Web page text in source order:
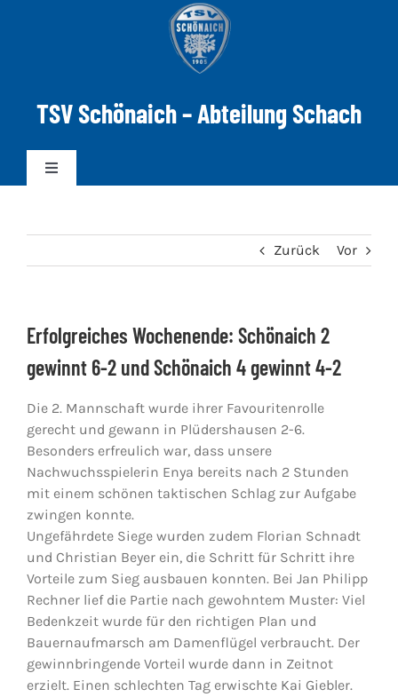
TSV Schönaich – Abteilung Schach
Toggle
DWZ-ELO
Jugendschach
Kontakt
Zurück Vor
Erfolgreiches Wochenende: Schönaich 2
gewinnt 6-2 und Schönaich 4 gewinnt 4-2
Die 2. Mannschaft wurde ihrer Favouritenrolle
gerecht und gewann in Plüdershausen 2-6.
Besonders erfreulich war, dass unsere
Nachwuchsspielerin Enya bereits nach 2 Stunden
mit einem schönen taktischen Schlag zur Aufgabe
zwingen konnte.
Ungefährdete Siege wurden zudem Florian Schnadt
und Christian Beyer ein, die Schritt für Schritt ihre
Vorteile zum Sieg ausbauen konnten. Bei Jan Philipp
Rechner lief die Partie nach gewohntem Muster: Viel
Bedenkzeit wurde für den richtigen Plan und
Bauernaufmarsch am Damenflügel verbraucht. Der
gewinnbringende Vorteil wurde dann in Zeitnot
erzielt. Einen schlechten Tag erwischte Kai Giebler.